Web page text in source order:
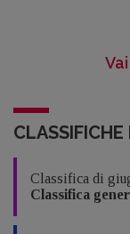
CLASSIFICHE
Classifica di
Classifica